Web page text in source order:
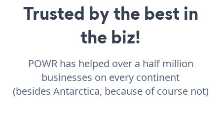
Trusted by the best in
the biz!
POWR has helped over a half million
businesses on every continent
(besides Antarctica, because of course not)